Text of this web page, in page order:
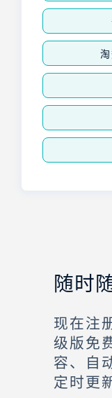
随时
现在注
级版免
容、自
定时更